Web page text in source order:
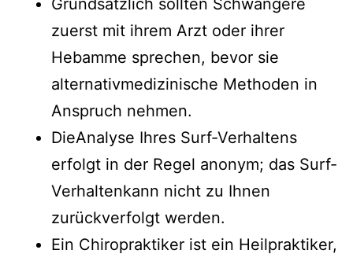
Grundsätzlich sollten Schwangere
zuerst mit ihrem Arzt oder ihrer
Hebamme sprechen, bevor sie
alternativmedizinische Methoden in
Anspruch nehmen.
DieAnalyse Ihres Surf-Verhaltens
erfolgt in der Regel anonym; das Surf-
Verhaltenkann nicht zu Ihnen
zurückverfolgt werden.
Ein Chiropraktiker ist ein Heilpraktiker,